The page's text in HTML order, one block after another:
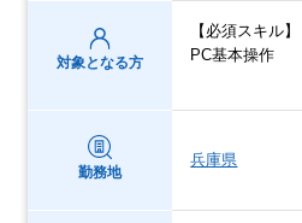
対象となる方
【必須スキル】
PC基本操作
勤務地
兵庫県